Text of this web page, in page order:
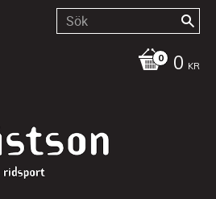
0 KR